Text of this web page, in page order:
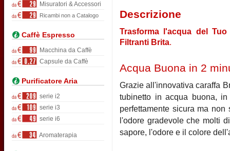
Misuratori & Accessori
Ricambi non a Catalogo
Caffè Espresso
Macchina da Caffè
Capsule da Caffè
Purificatore Aria
serie i2
serie i3
serie i6
Aromaterapia
Descrizione
Trasforma l'acqua del
Filtranti Brita.
Acqua Buona in 2
Grazie all'innovativa caraffa
tubinetto in acqua buona,
perfettamente sicura ma
l'odore gradevole che molti
sapore, l'odore e il colore